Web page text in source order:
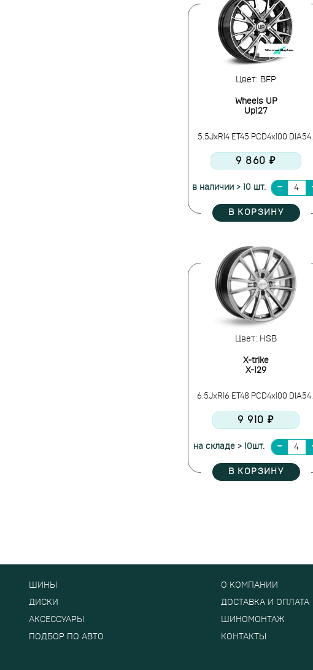
Цвет: BFP
Wheels UP
Up127
5.5JxR14 ET45 PCD4x100 DIA54.1
9 860 ₽
в наличии > 10 шт.
В КОРЗИНУ
Цвет: HSB
X-trike
X-129
6.5JxR16 ET48 PCD4x100 DIA54.1
9 910 ₽
на складе > 10шт.
В КОРЗИНУ
ШИНЫ
ДИСКИ
АКСЕССУАРЫ
ПОДБОР ПО АВТО
О КОМПАНИИ
ДОСТАВКА И ОПЛАТА
ШИНОМОНТАЖ
КОНТАКТЫ